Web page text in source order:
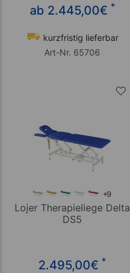
ab 2.445,00€ *
kurzfristig lieferbar
Art-Nr. 65706
Lojer Therapieliege Delta
DS5
2.495,00€ *